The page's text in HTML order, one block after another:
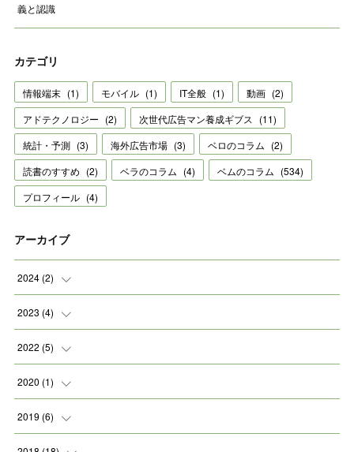
義と認識
カテゴリ
情報端末 (1) モバイル (1) IT全般 (1) 動画 (2)
アドテクノロジー (2) 次世代広告マン養成ギブス (11)
統計・予測 (3) 海外広告市場 (3) ベロのコラム (2)
読書のすすめ (2) ベラのコラム (4) ベムのコラム (534)
プロフィール (4)
アーカイブ
2024 (2)
( )
2023 (4)
( )
( )
(
2022 (5)
( )
( )
(2
2020 (1)
( )
2019 (6)